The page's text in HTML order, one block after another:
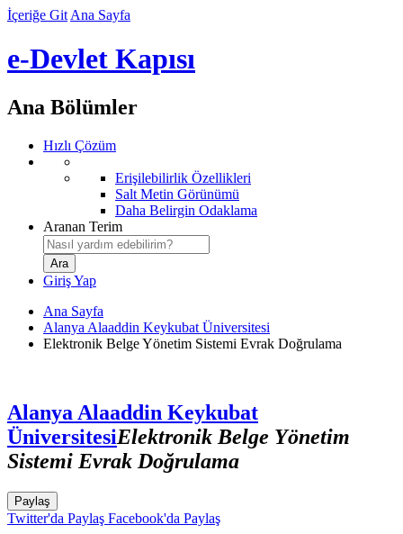
İçeriğe Git Ana Sayfa
e-Devlet Kapısı
Ana Bölümler
Hızlı Çözüm
Erişilebilirlik Özellikleri
Salt Metin Görünümü
Daha Belirgin Odaklama
Aranan Terim
Giriş Yap
Ana Sayfa
Alanya Alaaddin Keykubat Üniversitesi
Elektronik Belge Yönetim Sistemi Evrak Doğrulama
Alanya Alaaddin Keykubat
ÜniversitesiElektronik Belge Yönetim
Sistemi Evrak Doğrulama
Paylaş
Twitter'da Paylaş Facebook'da Paylaş